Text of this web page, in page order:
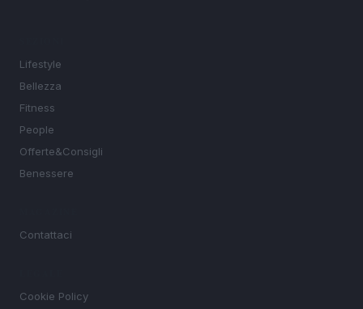
Lifestyle
Bellezza
Fitness
People
Offerte&Consigli
Benessere
Contattaci
Cookie Policy